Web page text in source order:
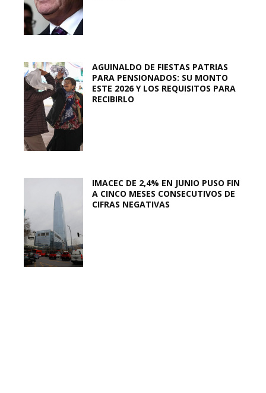
AGUINALDO DE FIESTAS PATRIAS
PARA PENSIONADOS: SU MONTO
ESTE 2026 Y LOS REQUISITOS PARA
RECIBIRLO
IMACEC DE 2,4% EN JUNIO PUSO FIN
A CINCO MESES CONSECUTIVOS DE
CIFRAS NEGATIVAS